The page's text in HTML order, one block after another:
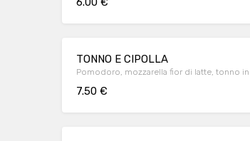
TONNO E CIPOLLA
Pomodoro, mozzarella fior di latte, tonno
7.50 €